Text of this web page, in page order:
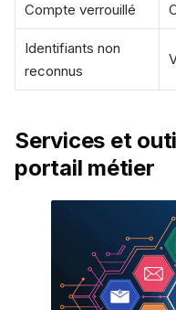
Compte verrouillé
Identifiants non
reconnus
Services et
portail métier